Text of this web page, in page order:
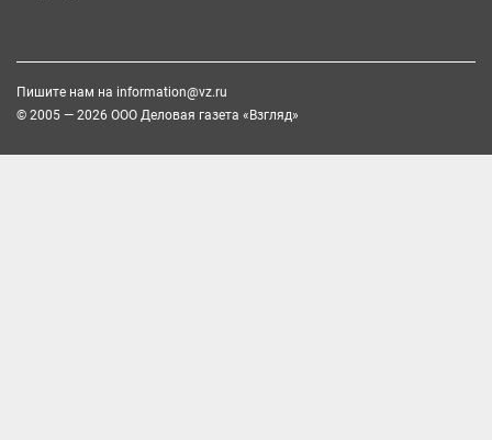
Пишите нам на information@vz.ru
© 2005 — 2026 ООО Деловая газета «Взгляд»